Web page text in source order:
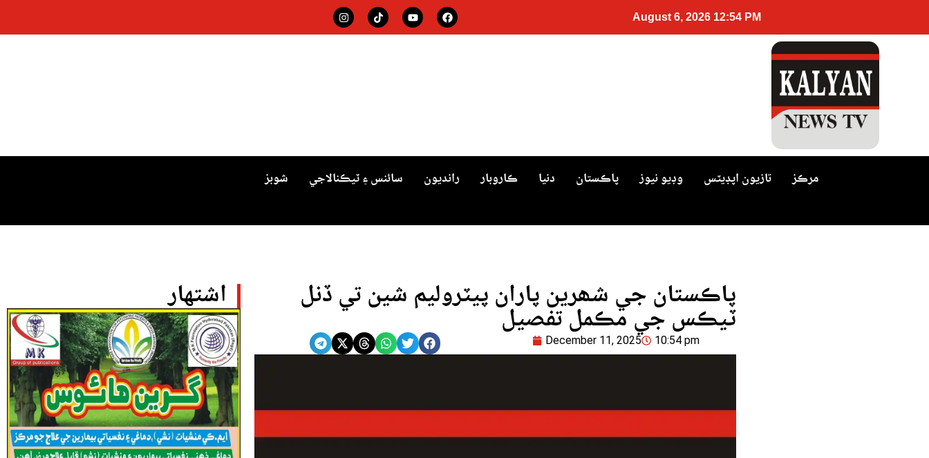
August 6, 2026 12:54 PM
شوبز سائنس ۽ ٽيڪنالاجي رانديون ڪاروبار دنيا پاڪستان وڊيو نيوز تازيون اپڊيٽس مرڪز
اشتهار پاڪستان جي شھرين پاران پيٽروليم شين تي ڏنل
ٽيڪس جي مڪمل تفصيل
December 11, 2025 10:54 pm